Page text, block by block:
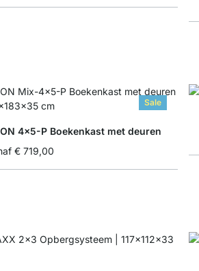
Sale
4x5-P Boekenkast met deuren
€ 719,00